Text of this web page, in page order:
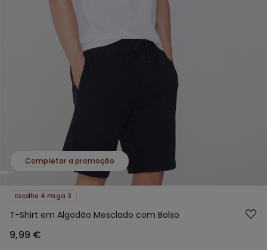
Completar a promoção
Escolhe 4 Paga 3
T-Shirt em Algodão Mesclado com Bolso
9,99 €